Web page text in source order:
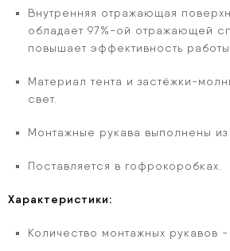
Внутренняя отражающая
обладает 97%-ой отражающей
повышает эффективность
Материал тента и застёжки-
свет.
Монтажные рукава выполнены из
Поставляется в гофрокоробках.
Характеристики:
Количество монтажных рукавов